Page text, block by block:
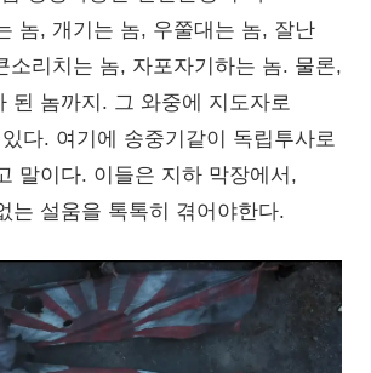
놈, 개기는 놈, 우쭐대는 놈, 잘난
소리치는 놈, 자포자기하는 놈. 물론,
된 놈까지. 그 와중에 지도자로
있다. 여기에 송중기같이 독립투사로
말이다. 이들은 지하 막장에서,
는 설움을 톡톡히 겪어야한다.